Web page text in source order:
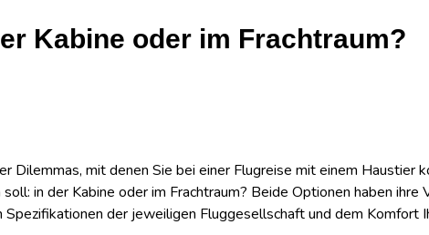
Kabine oder im Frachtraum?
Dilemmas, mit denen Sie bei einer Flugreise mit einem
in der Kabine oder im Frachtraum? Beide Optionen haben
Spezifikationen der jeweiligen Fluggesellschaft und dem Komfort